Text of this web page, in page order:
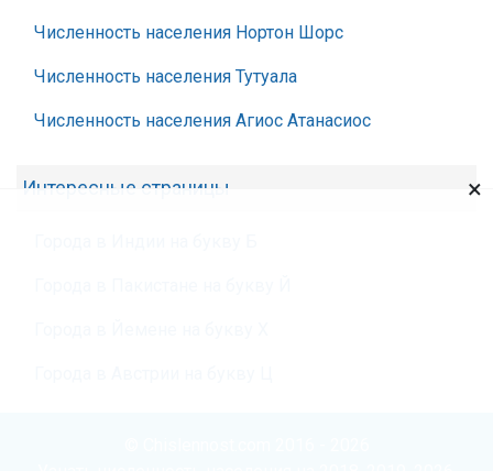
Численность населения Нортон Шорс
Численность населения Тутуала
Численность населения Агиос Атанасиос
Интересные страницы ×